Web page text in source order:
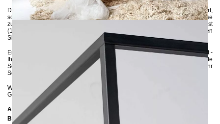
Das Bettgestell wird umweltschonend pulverbeschichtet und zerlegt geliefert,
so dass Sie es mühelos ohne spezielle handwerkliche Kenntnisse
zusammenbauen können. Mit der Flexibilität, entweder ein großes Lattenrost
(140x200 cm) oder zwei kleine Lattenroste (70x200 cm) einzulegen, können
Sie Ihren individuellen Komfort perfektionieren.
Erleben Sie Luxus und Gemütlichkeit in einem mit dem SIDERA Himmelbett -
Ihr persönlicher Ruhepol für erholsame Nächte und traumhafte
Schlafmomente. Gönnen Sie sich das Beste und verwandeln Sie Ihr
Schlafzimmer in eine Oase der Entspannung!
Wenn Sie sich bezüglich der Farbe unsicher sind, können Sie
Gratis-Farbproben anfordern :-)
Abmessungen
Breite: 146 cm